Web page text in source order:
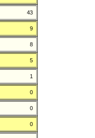
43
9
8
5
1
0
0
0